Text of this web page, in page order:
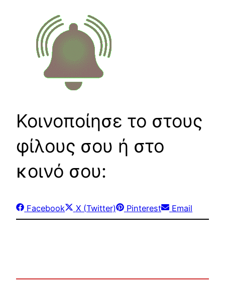
Κοινοποίησε το στους
φίλους σου ή στο
κοινό σου:
Share
on
Facebook
Share
on
X (Twitter)
Share
on
Pinterest
Share
on
Email